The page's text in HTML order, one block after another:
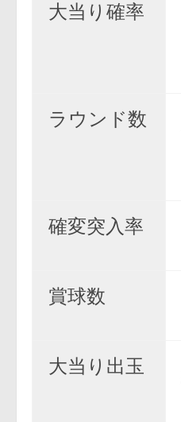
大当り確率
ラウンド数
確変突入率
賞球数
大当り出玉